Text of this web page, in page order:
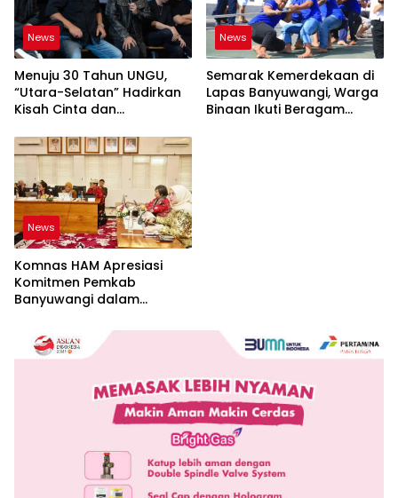
News
Menuju 30 Tahun UNGU,
“Utara-Selatan” Hadirkan
Kisah Cinta dan
News
Semarak Kemerdekaan di
Lapas Banyuwangi, Warga
Binaan Ikuti Beragam
News
Komnas HAM Apresiasi
Komitmen Pemkab
Banyuwangi dalam
Hak Asasi Manusia